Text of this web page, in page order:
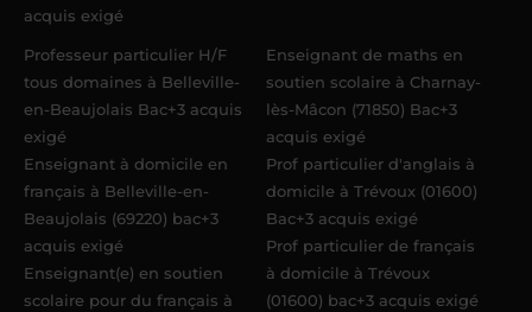
acquis exigé
Professeur particulier H/F
tous domaines à Belleville-
en-Beaujolais Bac+3 acquis
exigé
Enseignant à domicile en
français à Belleville-en-
Beaujolais (69220) bac+3
acquis exigé
Enseignant(e) en soutien
scolaire pour du français à
Enseignant de maths en
soutien scolaire à Charnay-
lès-Mâcon (71850) Bac+3
acquis exigé
Prof particulier d'anglais à
domicile à Trévoux (01600)
Bac+3 acquis exigé
Prof particulier de français
à domicile à Trévoux
(01600) bac+3 acquis exigé